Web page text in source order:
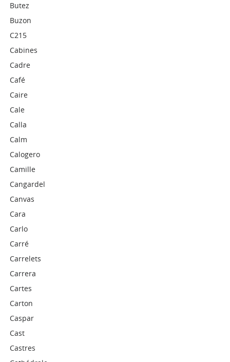
Butez
Buzon
C215
Cabines
Cadre
Café
Caire
Cale
Calla
Calm
Calogero
Camille
Cangardel
Canvas
Cara
Carlo
Carré
Carrelets
Carrera
Cartes
Carton
Caspar
Cast
Castres